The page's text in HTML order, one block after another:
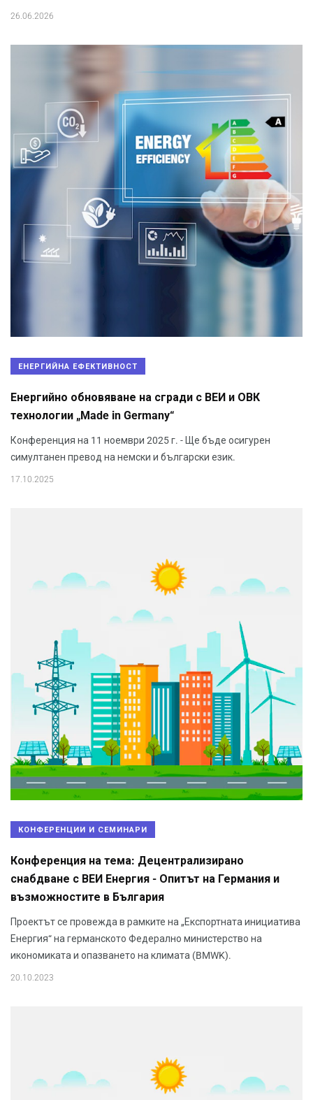
26.06.2026
ЕНЕРГИЙНА ЕФЕКТИВНОСТ
Енергийно обновяване на сгради с ВЕИ и ОВК
технологии „Made in Germany“
Конференция на 11 ноември 2025 г. - Ще бъде осигурен
симултанен превод на немски и български език.
17.10.2025
КОНФЕРЕНЦИИ И СЕМИНАРИ
Конференция на тема: Децентрализирано
снабдване с ВЕИ Енергия - Опитът на Германия и
възможностите в България
Проектът се провежда в рамките на „Експортната инициатива
Енергия“ на германското Федерално министерство на
икономиката и опазването на климата (BMWK).
20.10.2023